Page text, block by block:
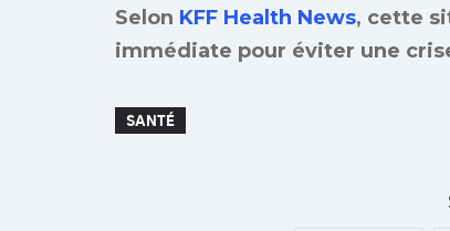
Selon KFF Health News, cette
immédiate pour éviter une
SANTÉ